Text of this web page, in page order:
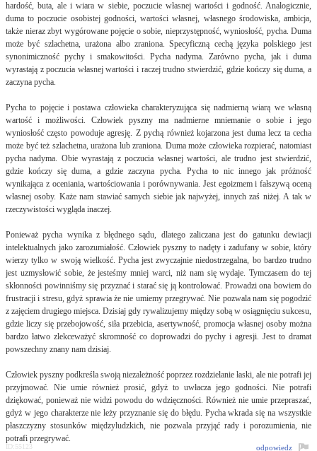
hardość, buta, ale i wiara w siebie, poczucie własnej wartości i godność. Analogicznie,
duma to poczucie osobistej godności, wartości własnej, własnego środowiska, ambicja,
także nieraz zbyt wygórowane pojęcie o sobie, nieprzystępność, wyniosłość, pycha. Duma
może być szlachetna, urażona albo zraniona. Specyficzną cechą języka polskiego jest
synonimiczność pychy i smakowitości. Pycha nadyma. Zarówno pycha, jak i duma
wyrastają z poczucia własnej wartości i raczej trudno stwierdzić, gdzie kończy się duma, a
zaczyna pycha.
Pycha to pojęcie i postawa człowieka charakteryzująca się nadmierną wiarą we własną
wartość i możliwości. Człowiek pyszny ma nadmierne mniemanie o sobie i jego
wyniosłość często powoduje agresję. Z pychą również kojarzona jest duma lecz ta cecha
może być też szlachetna, urażona lub zraniona. Duma może człowieka rozpierać, natomiast
pycha nadyma. Obie wyrastają z poczucia własnej wartości, ale trudno jest stwierdzić,
gdzie kończy się duma, a gdzie zaczyna pycha. Pycha to nic innego jak próżność
wynikająca z oceniania, wartościowania i porównywania. Jest egoizmem i fałszywą oceną
własnej osoby. Każe nam stawiać samych siebie jak najwyżej, innych zaś niżej. A tak w
rzeczywistości wygląda inaczej.
Ponieważ pycha wynika z błędnego sądu, dlatego zaliczana jest do gatunku dewiacji
intelektualnych jako zarozumiałość. Człowiek pyszny to nadęty i zadufany w sobie, który
wierzy tylko w swoją wielkość. Pycha jest zwyczajnie niedostrzegalna, bo bardzo trudno
jest uzmysłowić sobie, że jesteśmy mniej warci, niż nam się wydaje. Tymczasem do tej
skłonności powinniśmy się przyznać i starać się ją kontrolować. Prowadzi ona bowiem do
frustracji i stresu, gdyż sprawia że nie umiemy przegrywać. Nie pozwala nam się pogodzić
z zajęciem drugiego miejsca. Dzisiaj gdy rywalizujemy między sobą w osiągnięciu sukcesu,
gdzie liczy się przebojowość, siła przebicia, asertywność, promocja własnej osoby można
bardzo łatwo zlekceważyć skromność co doprowadzi do pychy i agresji. Jest to dramat
powszechny znany nam dzisiaj.
Człowiek pyszny podkreśla swoją niezależność poprzez rozdzielanie łaski, ale nie potrafi jej
przyjmować. Nie umie również prosić, gdyż to uwłacza jego godności. Nie potrafi
dziękować, ponieważ nie widzi powodu do wdzięczności. Również nie umie przepraszać,
gdyż w jego charakterze nie leży przyznanie się do błędu. Pycha wkrada się na wszystkie
płaszczyzny stosunków międzyludzkich, nie pozwala przyjąć rady i porozumienia, nie
potrafi przegrywać.
odpowiedz
ID:55123